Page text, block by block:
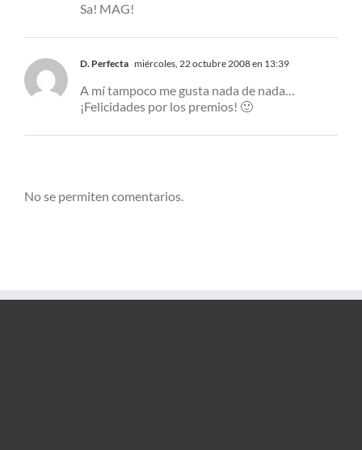
Sa! MAG!
D. Perfecta miércoles, 22 octubre 2008 en 13:39
A mí tampoco me gusta nada de nada…
¡Felicidades por los premios! 🙂
No se permiten comentarios.